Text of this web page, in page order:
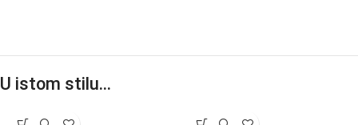
U istom stilu…